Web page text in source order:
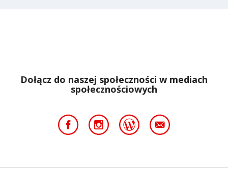
Dołącz do naszej społeczności w mediach
społecznościowych